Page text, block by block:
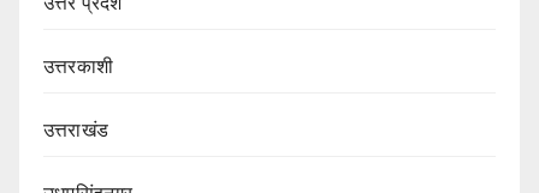
उत्तरकाशी
उत्तराखंड